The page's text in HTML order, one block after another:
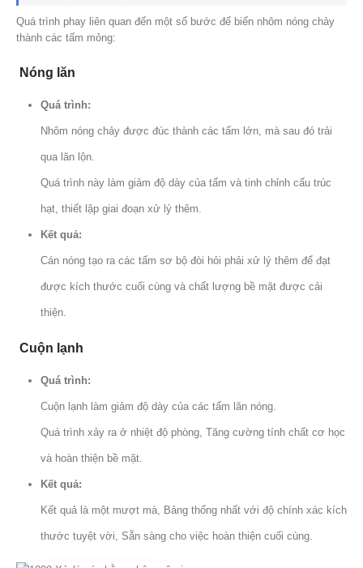
Quá trình phay liên quan đến một số bước để biến nhôm nóng chảy
thành các tấm mỏng:
Nóng lăn
Quá trình:
Nhôm nóng chảy được đúc thành các tấm lớn, mà sau đó trải
qua lăn lộn.
Quá trình này làm giảm độ dày của tấm và tinh chỉnh cấu trúc
hạt, thiết lập giai đoạn xử lý thêm.
Kết quả:
Cán nóng tạo ra các tấm sơ bộ đòi hỏi phải xử lý thêm để đạt
được kích thước cuối cùng và chất lượng bề mặt được cải
thiện.
Cuộn lạnh
Quá trình:
Cuộn lạnh làm giảm độ dày của các tấm lăn nóng.
Quá trình xảy ra ở nhiệt độ phòng, Tăng cường tính chất cơ học
và hoàn thiện bề mặt.
Kết quả:
Kết quả là một mượt mà, Bảng thống nhất với độ chính xác kích
thước tuyệt vời, Sẵn sàng cho việc hoàn thiện cuối cùng.